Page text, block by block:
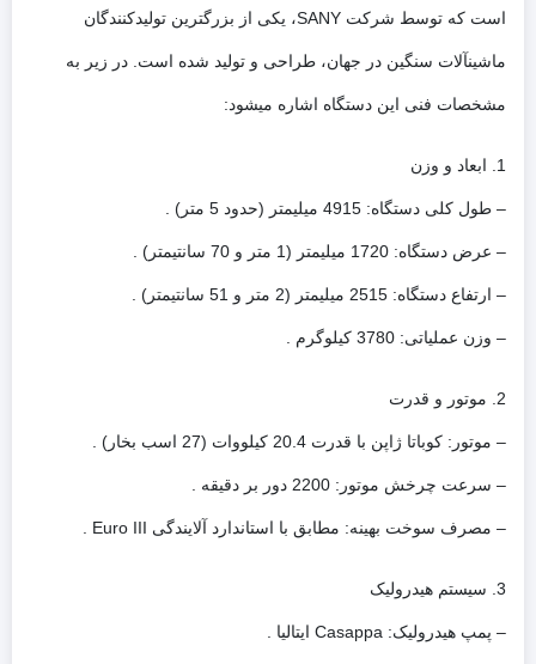
است که توسط شرکت SANY، یکی از بزرگترین تولیدکنندگان
ماشینآلات سنگین در جهان، طراحی و تولید شده است. در زیر به
مشخصات فنی این دستگاه اشاره میشود:
1. ابعاد و وزن
– طول کلی دستگاه: 4915 میلیمتر (حدود 5 متر) .
– عرض دستگاه: 1720 میلیمتر (1 متر و 70 سانتیمتر) .
– ارتفاع دستگاه: 2515 میلیمتر (2 متر و 51 سانتیمتر) .
– وزن عملیاتی: 3780 کیلوگرم .
2. موتور و قدرت
– موتور: کوباتا ژاپن با قدرت 20.4 کیلووات (27 اسب بخار) .
– سرعت چرخش موتور: 2200 دور بر دقیقه .
– مصرف سوخت بهینه: مطابق با استاندارد آلایندگی Euro III .
3. سیستم هیدرولیک
– پمپ هیدرولیک: Casappa ایتالیا .